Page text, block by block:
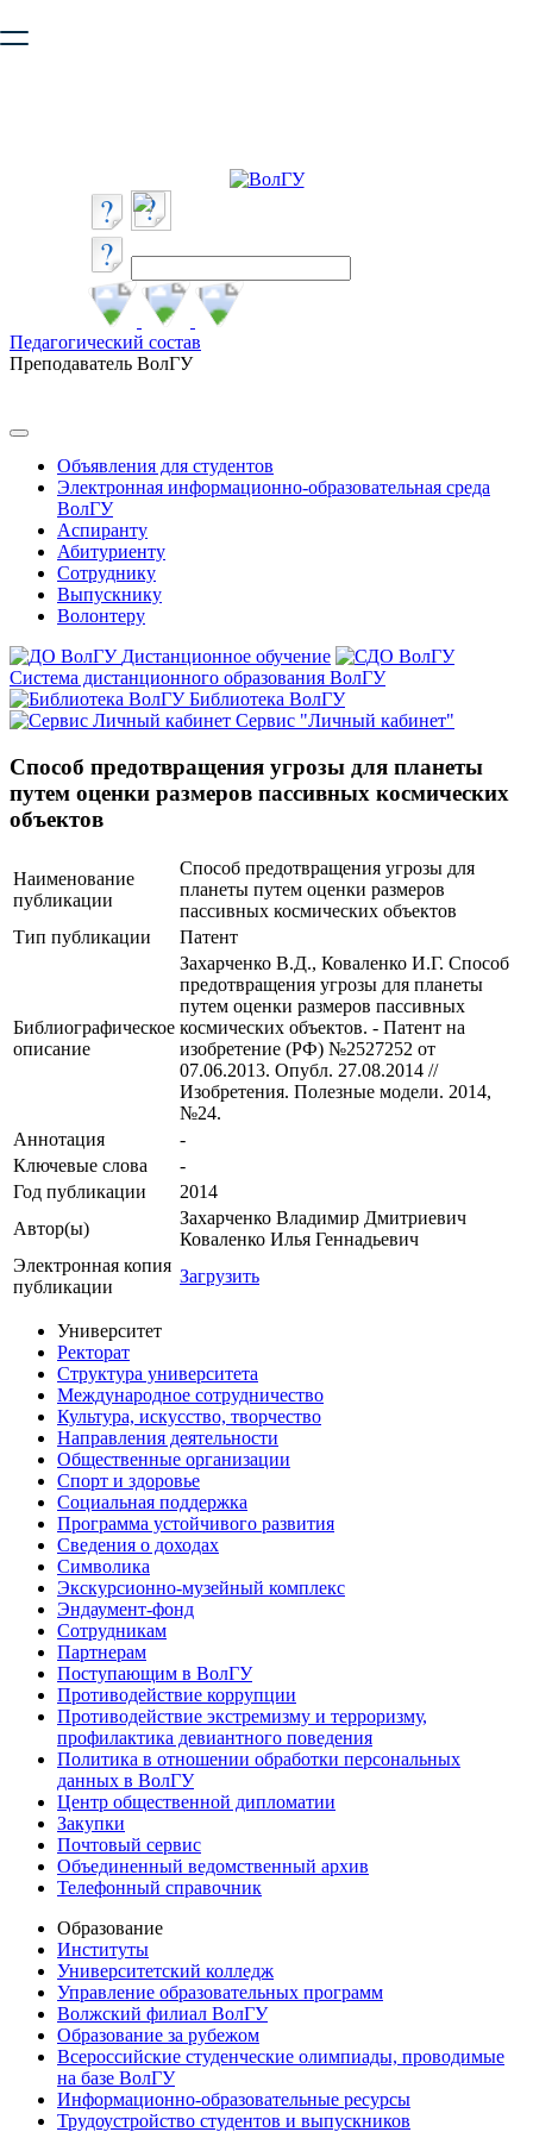
безопасную работу с сайтом. Пожалуйста
Педагогический состав
Преподаватель ВолГУ
Объявления для студентов
Электронная информационно-образовательная среда
ВолГУ
Аспиранту
Абитуриенту
Сотруднику
Выпускнику
Волонтеру
Дистанционное обучение
Система дистанционного образования ВолГУ
Библиотека ВолГУ
Сервис "Личный кабинет"
Способ предотвращения угрозы для планеты
путем оценки размеров пассивных космических
объектов
Наименование
публикации
Способ предотвращения угрозы для
планеты путем оценки размеров
пассивных космических объектов
Тип публикации
Патент
Библиографическое
описание
Захарченко В.Д., Коваленко И.Г. Способ
предотвращения угрозы для планеты
путем оценки размеров пассивных
космических объектов. - Патент на
изобретение (РФ) №2527252 от
07.06.2013. Опубл. 27.08.2014 //
Изобретения. Полезные модели. 2014,
№24.
Аннотация
-
Ключевые cлова
-
Год публикации
2014
Автор(ы)
Захарченко Владимир Дмитриевич
Коваленко Илья Геннадьевич
Электронная копия
публикации
Загрузить
Университет
Ректорат
Структура университета
Международное сотрудничество
Культура, искусство, творчество
Направления деятельности
Общественные организации
Спорт и здоровье
Социальная поддержка
Программа устойчивого развития
Сведения о доходах
Символика
Экскурсионно-музейный комплекс
Эндаумент-фонд
Сотрудникам
Партнерам
Поступающим в ВолГУ
Противодействие коррупции
Противодействие экстремизму и терроризму,
профилактика девиантного поведения
Политика в отношении обработки персональных
данных в ВолГУ
Центр общественной дипломатии
Закупки
Почтовый сервис
Объединенный ведомственный архив
Телефонный справочник
Образование
Институты
Университетский колледж
Управление образовательных программ
Волжский филиал ВолГУ
Образование за рубежом
Всероссийские студенческие олимпиады, проводимые
на базе ВолГУ
Информационно-образовательные ресурсы
Трудоустройство студентов и выпускников